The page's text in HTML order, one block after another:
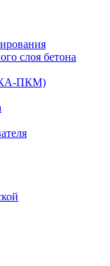
слоя бетона
ПКМ)